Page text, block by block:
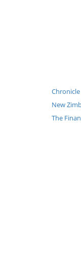
Chronicle
New
The